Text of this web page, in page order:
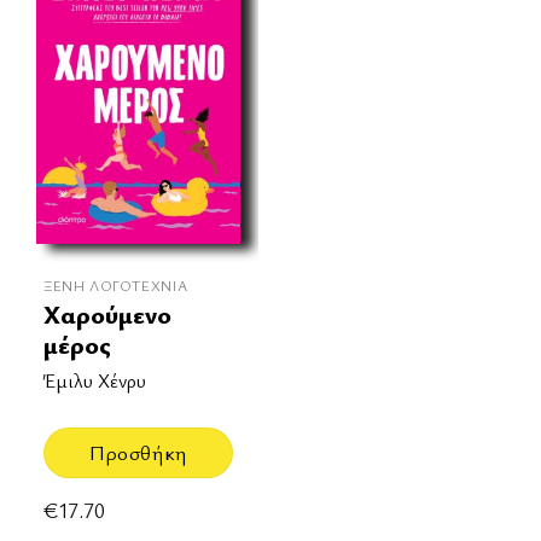
ΞΈΝΗ ΛΟΓΟΤΕΧΝΊΑ
Χαρούμενο
μέρος
Έμιλυ Χένρυ
Προσθήκη
€17.70